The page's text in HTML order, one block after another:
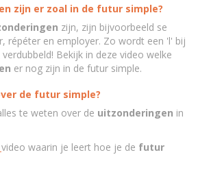
zijn er zoal in de futur simple?
zijn, zijn bijvoorbeeld se
répéter en employer. Zo wordt een 'l' bij
verdubbeld! Bekijk in deze video welke
er nog zijn in de futur simple.
de futur simple?
te weten over de uitzonderingen in
video waarin je leert hoe je de futur